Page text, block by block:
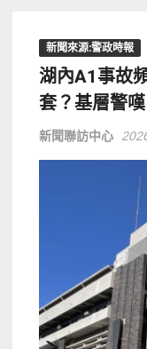
新聞來源:警政時報
湖內A1事故
套？基層警
新聞聯訪中心